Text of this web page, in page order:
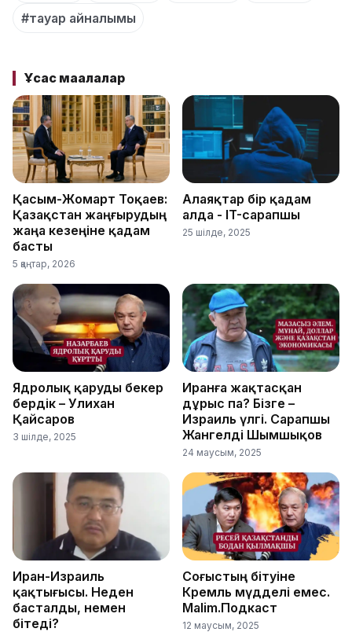
#тауар айналымы
Ұқсас мақалалар
Қасым-Жомарт Тоқаев:
Қазақстан жаңғырудың
жаңа кезеңіне қадам
басты
5 қаңтар, 2026
Алаяқтар бір қадам
алда - IT-сарапшы
25 шілде, 2025
Ядролық қаруды бекер
бердік – Уәлихан
Қайсаров
3 шілде, 2025
Иранға жақтасқан
дұрыс па? Бізге –
Израиль үлгі. Сарапшы
Жангелді Шымшықов
24 маусым, 2025
Иран-Израиль
қақтығысы. Неден
басталды, немен
бітеді?
Соғыстың бітуіне
Кремль мүдделі емес.
Malim.Подкаст
12 маусым, 2025